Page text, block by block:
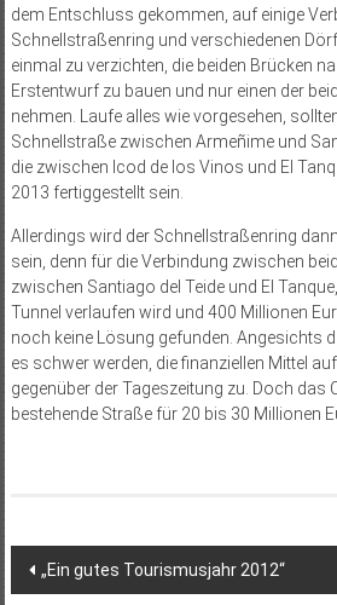
dem Entschluss gekommen, auf einige
Schnellstraßenring und verschiedenen
einmal zu verzichten, die beiden Brücken
Erstentwurf zu bauen und nur einen der
nehmen. Laufe alles wie vorgesehen,
Schnellstraße zwischen Armeñime und
die zwischen Icod de los Vinos und El
2013 fertiggestellt sein.
Allerdings wird der Schnellstraßenring
sein, denn für die Verbindung zwischen
zwischen Santiago del Teide und El
Tunnel verlaufen wird und 400 Millionen
noch keine Lösung gefunden. Angesichts
es schwer werden, die finanziellen Mittel
gegenüber der Tageszeitung zu. Doch das
bestehende Straße für 20 bis 30 Millionen
Beitragsnavigation
„Ein gutes Tourismusjahr 2012“